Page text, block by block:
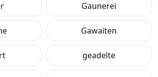
Gaunerei
Gawaiten
geadelte